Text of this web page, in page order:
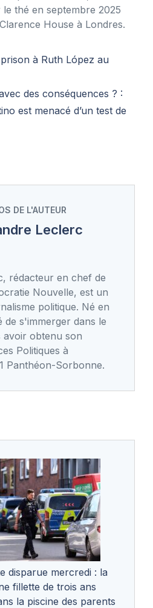
thé en septembre 2025
House à Londres.
à Ruth López au
des conséquences ? :
est menacé d’un test de
DE L'AUTEUR
Leclerc
rédacteur en chef de
Nouvelle, est un
politique. Né en
de s'immerger dans le
avoir obtenu son
Politiques à
Panthéon-Sorbonne.
disparue mercredi : la
fillette de trois ans
la piscine des parents